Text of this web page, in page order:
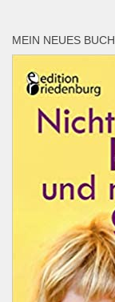
MEIN NEUES BUCH